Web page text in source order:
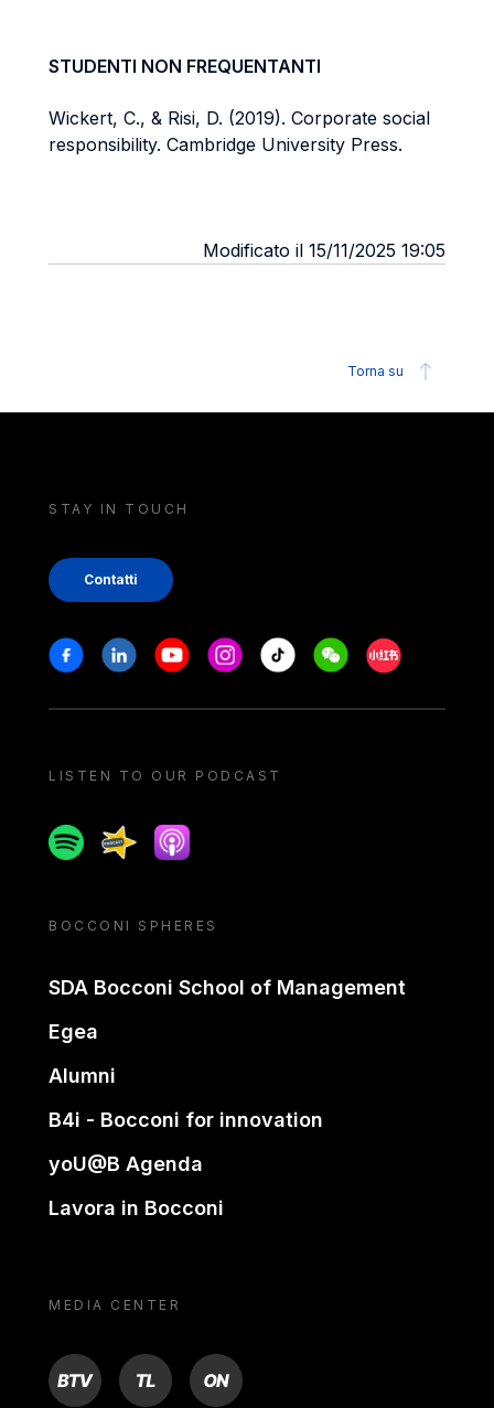
STUDENTI NON FREQUENTANTI
Wickert, C., & Risi, D. (2019). Corporate social
responsibility. Cambridge University Press.
Modificato il 15/11/2025 19:05
Torna su
STAY IN TOUCH
Contatti
Stay in touch
FacebookLinkedinYoutubeInstagram
Tiktok WeechatXiaohongshu/
LISTEN TO OUR PODCAST
SpotifySpreakerApple podcast
BOCCONI SPHERES
SDA Bocconi School of Management
Egea
Alumni
B4i - Bocconi for innovation
yoU@B Agenda
Lavora in Bocconi
MEDIA CENTER
BTV TL ON